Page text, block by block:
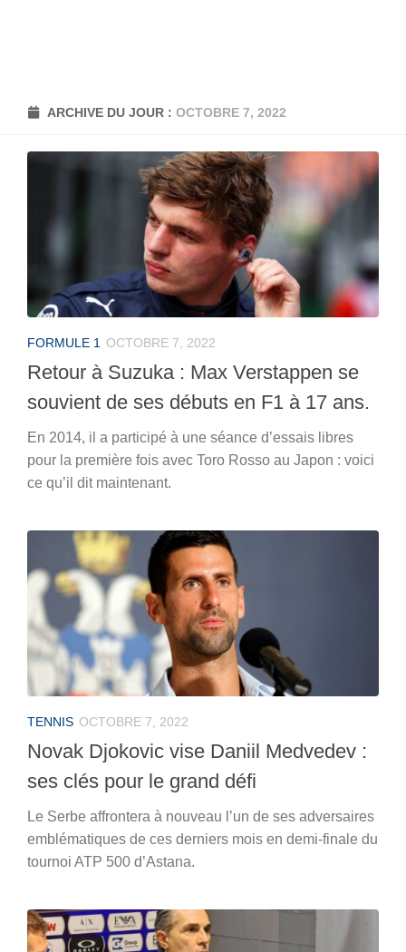
ARCHIVE DU JOUR : OCTOBRE 7, 2022
FORMULE 1 OCTOBRE 7, 2022
Retour à Suzuka : Max Verstappen se
souvient de ses débuts en F1 à 17 ans.
En 2014, il a participé à une séance d’essais libres
pour la première fois avec Toro Rosso au Japon : voici
ce qu’il dit maintenant.
TENNIS OCTOBRE 7, 2022
Novak Djokovic vise Daniil Medvedev :
ses clés pour le grand défi
Le Serbe affrontera à nouveau l’un de ses adversaires
emblématiques de ces derniers mois en demi-finale du
tournoi ATP 500 d’Astana.